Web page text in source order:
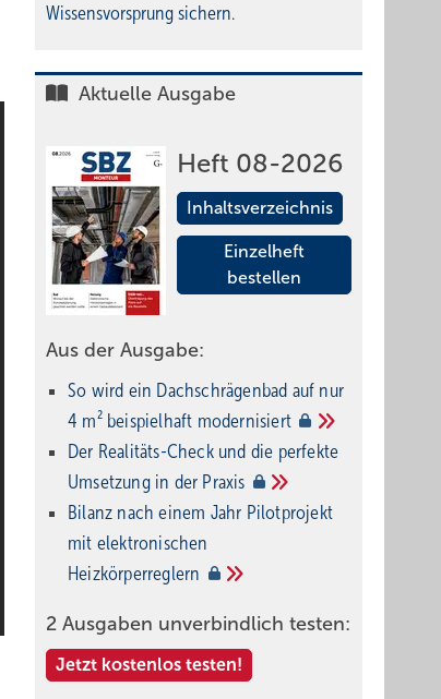
Wissensvorsprung sichern.
Aktuelle Ausgabe
Heft 08-2026
Inhaltsverzeichnis
Einzelheft
bestellen
Aus der Ausgabe:
So wird ein Dach­schrägenbad auf nur
4 m² beispielhaft modernisiert
Der Realitäts-Check und die perfekte
Umsetzung in der Praxis
Bilanz nach einem Jahr Pilotprojekt
mit elektronischen
Heizkörperreglern
2 Ausgaben unverbindlich testen:
Jetzt kostenlos testen!